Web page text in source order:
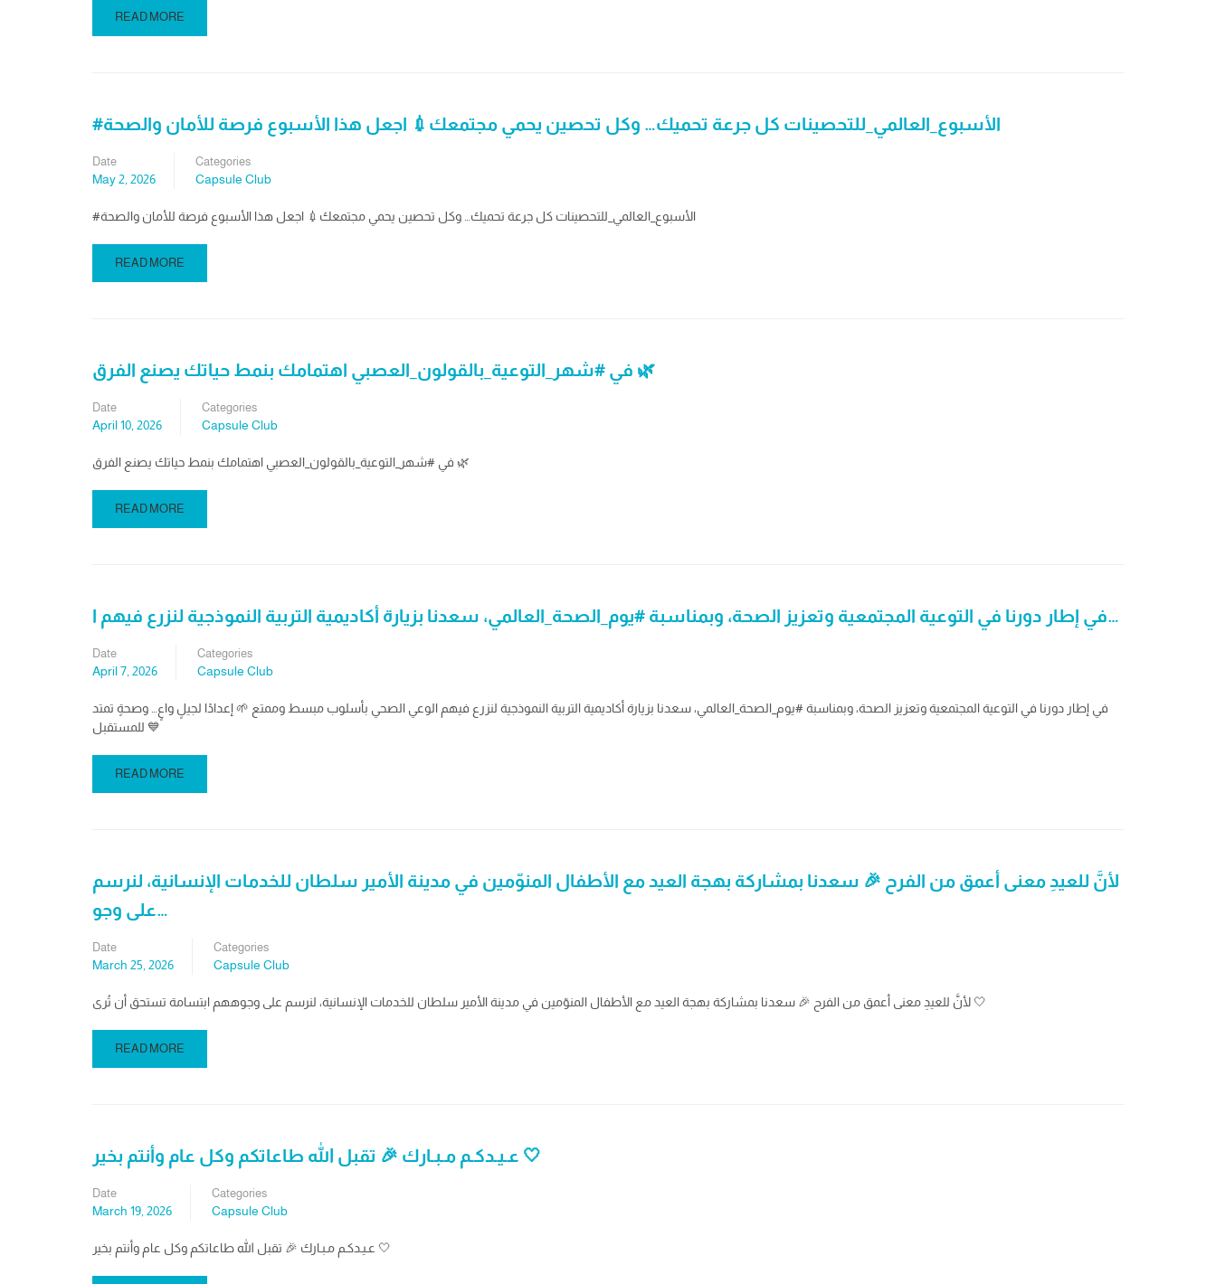
READ MORE
#الأسبوع_العالمي_للتحصينات كل جرعة تحميك… وكل تحصين يحمي مجتمعك💉 اجعل هذا الأسبوع فرصة للأمان والصحة
Date
May 2, 2026
Categories
Capsule Club
#الأسبوع_العالمي_للتحصينات كل جرعة تحميك… وكل تحصين يحمي مجتمعك💉 اجعل هذا الأسبوع فرصة للأمان والصحة
READ MORE
في #شهر_التوعية_بالقولون_العصبي اهتمامك بنمط حياتك يصنع الفرق 🌿
Date
April 10, 2026
Categories
Capsule Club
في #شهر_التوعية_بالقولون_العصبي اهتمامك بنمط حياتك يصنع الفرق 🌿
READ MORE
في إطار دورنا في التوعية المجتمعية وتعزيز الصحة، وبمناسبة #يوم_الصحة_العالمي، سعدنا بزيارة أكاديمية التربية النموذجية لنزرع فيهم ا…
Date
April 7, 2026
Categories
Capsule Club
في إطار دورنا في التوعية المجتمعية وتعزيز الصحة، وبمناسبة #يوم_الصحة_العالمي، سعدنا بزيارة أكاديمية التربية النموذجية لنزرع فيهم الوعي الصحي بأسلوب مبسط وممتع 🌱 إعدادًا لجيلٍ واعٍ… وصحةٍ تمتد
للمستقبل 💙
READ MORE
لأنَّ للعيدِ معنى أعمق من الفرح 🎉 سعدنا بمشاركة بهجة العيد مع الأطفال المنوّمين في مدينة الأمير سلطان للخدمات الإنسانية، لنرسم
على وجو…
Date
March 25, 2026
Categories
Capsule Club
لأنَّ للعيدِ معنى أعمق من الفرح 🎉 سعدنا بمشاركة بهجة العيد مع الأطفال المنوّمين في مدينة الأمير سلطان للخدمات الإنسانية، لنرسم على وجوههم ابتسامة تستحق أن تُرى 🤍
READ MORE
عـيـدكـم مـبـارك 🎉 تقبل الله طاعاتكم وكل عام وأنتم بخير 🤍
Date
March 19, 2026
Categories
Capsule Club
عـيـدكـم مـبـارك 🎉 تقبل الله طاعاتكم وكل عام وأنتم بخير 🤍